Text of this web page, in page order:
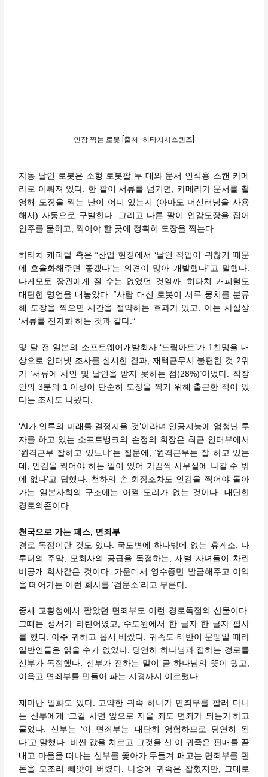
인장 찍는 로봇 [출처=히타치시스템즈]
자동 날인 로봇은 소형 로봇팔 두 대와 문서 인식용 스캔 카메
라로 이뤄져 있다. 한 팔이 서류를 넘기면, 카메라가 문서를 촬
영해 도장을 찍는 난이 어디 있는지 (아마도 머신러닝을 사용
해서) 자동으로 구별한다. 그리고 다른 팔이 인감도장을 집어
인주를 묻히고, 찍어야 할 곳에 정확히 도장을 찍는다.
히타치 캐피털 측은 “산업 현장에서 ‘날인 작업이 귀찮기 때문
에 효율화해주면 좋겠다’는 의견이 많아 개발했다”고 말했다.
다케모토 장관에게 질 수는 없었던 것일까, 히타치 캐피털도
대단한 명언을 내놓았다. “사람 대신 로봇이 서류 뭉치를 분류
해 도장을 찍으면 시간을 절약하는 효과가 있고. 이는 사실상
‘서류를 전자화’하는 것과 같다.”
몇 달 전 일본의 소프트웨어개발회사 ‘드림아트’가 1천명을 대
상으로 인터넷 조사를 실시한 결과, 재택근무시 불편한 것 2위
가 ‘서류에 사인 및 날인을 받지 못하는 점(28%)’이었다. 직장
인의 3분의 1 이상이 단순히 도장을 찍기 위해 출근한 적이 있
다는 조사도 나왔다.
‘AI가 인류의 미래를 결정지을 것’이라며 인공지능에 엄청난 투
자를 하고 있는 소프트뱅크의 손정의 회장은 최근 인터뷰에서
‘원격근무 잘하고 있느냐’는 질문에, ‘원격근무는 잘 하고 있는
데, 인감을 찍어야 하는 일이 있어 가끔씩 사무실에 나갈 수 밖
에 없다’고 답했다. 천하의 손 회장조차도 인감을 찍어야 돌아
가는 일본사회의 구조에는 어쩔 도리가 없는 것이다. 대단한
경로의존이다.
천국으로 가는 패스, 면죄부
경로 독점이란 것도 있다. 국도변에 하나밖에 없는 휴게소, 나
루터의 주막, 모회사의 공급을 독점하는, 재벌 자녀들이 차린
비공개 회사같은 것이다. 가운데서 영수증만 발급해주고 이익
을 떼어가는 이런 회사를 ‘검문소’라고 부른다.
중세 교황청에서 팔았던 면죄부도 이런 경로독점의 산물이다.
그때는 성서가 라틴어였고, 수도원에서 한 글자 한 글자 필사
를 했다. 아주 귀하고 몹시 비쌌다. 귀족도 태반이 문맹일 때라
일반인들은 읽을 수가 없었다. 당연히 하나님과 접하는 경로를
신부가 독점했다. 신부가 전하는 말이 곧 하나님의 뜻이 됐고,
이윽고 면죄부를 만들어 파는 지경까지 이르렀다.
재미난 일화도 있다. 고약한 귀족 하나가 면죄부를 팔러 다니
는 신부에게 ‘그걸 사면 앞으로 지을 죄도 면죄가 되는가’하고
물었다. 신부는 ‘이 면죄부는 대단히 영험하므로 당연히 된
다’고 말했다. 비싼 값을 치르고 그것을 산 이 귀족은 판매를 끝
내고 마을을 떠나는 신부를 쫓아가 두들겨 패고는 면죄부를 판
돈을 모조리 빼앗아 버렸다. 나중에 귀족은 잡혔지만, 그대로